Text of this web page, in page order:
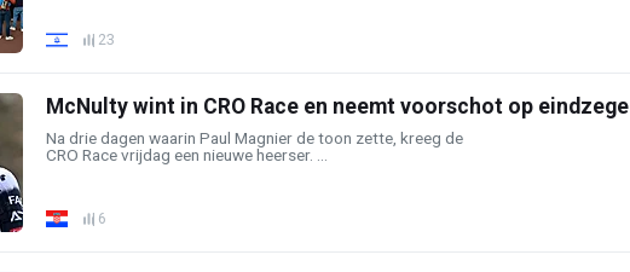
23
McNulty wint in CRO Race en neemt voorschot op eindzege
Na drie dagen waarin Paul Magnier de toon zette, kreeg de
CRO Race vrijdag een nieuwe heerser. ...
6